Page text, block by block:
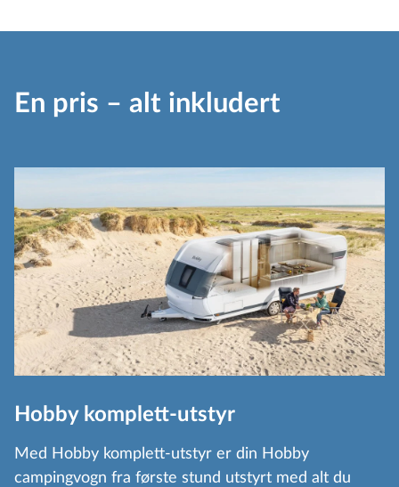
En pris – alt inkludert
Hobby komplett-utstyr
Med Hobby komplett-utstyr er din Hobby
campingvogn fra første stund utstyrt med alt du